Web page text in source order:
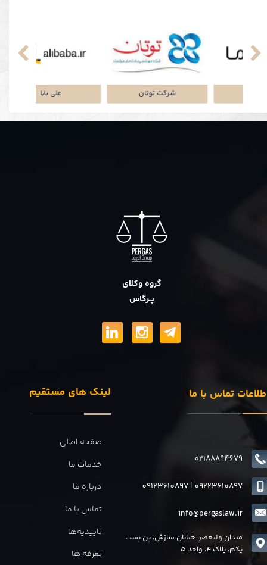
پلتفرم جاباما
گروه وکلای
پــرگاس
لینک های مستقیم
صفحه اصلی
خدمات ما
درباره ما
تماس با ما
تاییدیه‌ها
تعرفه ها
تماس با ما
02188894679
info@pergaslaw.ir
09123610897| 09223610897
میدان ولیعصر، خیابان سازش، بن بست
یکم، پلاک 4، واحد 5